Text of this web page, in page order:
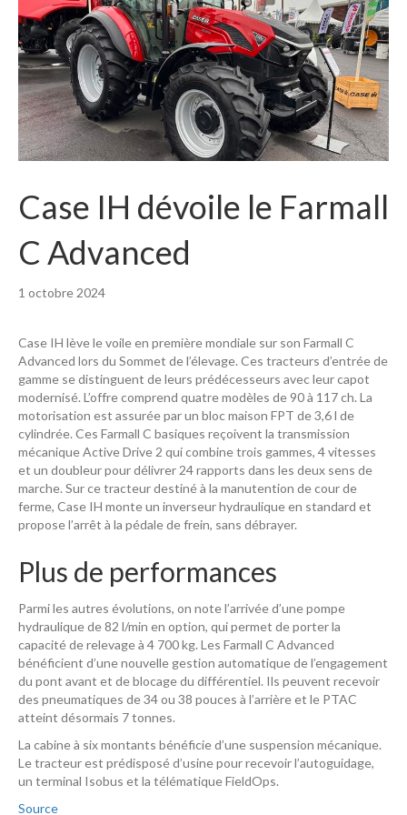
Case IH dévoile le Farmall
C Advanced
1 octobre 2024
Case IH lève le voile en première mondiale sur son Farmall C
Advanced lors du Sommet de l’élevage. Ces tracteurs d’entrée de
gamme se distinguent de leurs prédécesseurs avec leur capot
modernisé. L’offre comprend quatre modèles de 90 à 117 ch. La
motorisation est assurée par un bloc maison FPT de 3,6 l de
cylindrée. Ces Farmall C basiques reçoivent la transmission
mécanique Active Drive 2 qui combine trois gammes, 4 vitesses
et un doubleur pour délivrer 24 rapports dans les deux sens de
marche. Sur ce tracteur destiné à la manutention de cour de
ferme, Case IH monte un inverseur hydraulique en standard et
propose l’arrêt à la pédale de frein, sans débrayer.
Plus de performances
Parmi les autres évolutions, on note l’arrivée d’une pompe
hydraulique de 82 l/min en option, qui permet de porter la
capacité de relevage à 4 700 kg. Les Farmall C Advanced
bénéficient d’une nouvelle gestion automatique de l’engagement
du pont avant et de blocage du différentiel. Ils peuvent recevoir
des pneumatiques de 34 ou 38 pouces à l’arrière et le PTAC
atteint désormais 7 tonnes.
La cabine à six montants bénéficie d’une suspension mécanique.
Le tracteur est prédisposé d’usine pour recevoir l’autoguidage,
un terminal Isobus et la télématique FieldOps.
Source